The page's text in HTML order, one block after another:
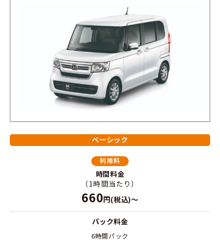
ベーシック
利用料
時間料金
（1時間当たり）
660円(税込)～
パック料金
6時間パック